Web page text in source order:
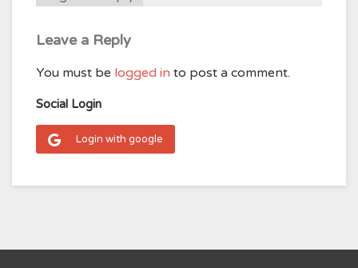
Leave a Reply
You must be logged in to post a comment.
Social Login
Login with google